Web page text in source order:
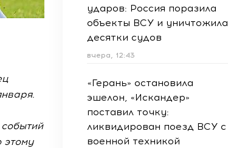
этому
ударов: Россия поразила
объекты ВСУ и уничтожила
десятки судов
вчера, 12:43
«Герань» остановила
эшелон, «Искандер»
поставил точку:
ликвидирован поезд ВСУ с
военной техникой